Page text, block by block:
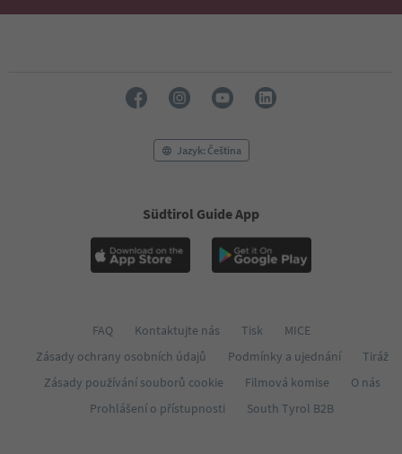
Jazyk: Čeština
Südtirol Guide App
FAQ Kontaktujte nás Tisk
MICE
Zásady ochrany osobních údajů
Podmínky a ujednání
Tiráž
Zásady používání souborů cookie
Filmová komise
O nás
Prohlášení o přístupnosti
South Tyrol B2B